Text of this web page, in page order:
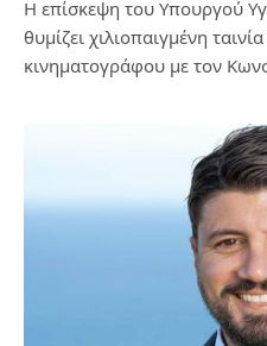
Η επίσκεψη του Υπουργού
θυμίζει χιλιοπαιγμένη
κινηματογράφου με τον